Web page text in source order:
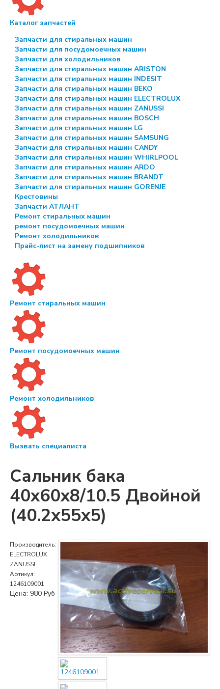
Каталог запчастей
Запчасти для стиральных машин
Запчасти для посудомоечных машин
Запчасти для холодильников
Запчасти для стиральных машин ARISTON
Запчасти для стиральных машин INDESIT
Запчасти для стиральных машин BEKO
Запчасти для стиральных машин ELECTROLUX
Запчасти для стиральных машин ZANUSSI
Запчасти для стиральных машин BOSCH
Запчасти для стиральных машин LG
Запчасти для стиральных машин SAMSUNG
Запчасти для стиральных машин CANDY
Запчасти для стиральных машин WHIRLPOOL
Запчасти для стиральных машин ARDO
Запчасти для стиральных машин BRANDT
Запчасти для стиральных машин GORENJE
Крестовины
Запчасти АТЛАНТ
Ремонт стиральных машин
ремонт посудомоечных машин
Ремонт холодильников
Прайс-лист на замену подшипников
Ремонт стиральных машин
Ремонт посудомоечных машин
Ремонт холодильников
Вызвать специалиста
Сальник бака
40x60x8/10.5 Двойной
(40.2x55x5)
Производитель:
ELECTROLUX
ZANUSSI
Артикул:
1246109001
Цена: 980 Руб